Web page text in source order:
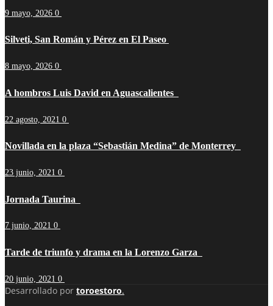
9 mayo, 2026 0
Silveti, San Román y Pérez en El Paseo
8 mayo, 2026 0
A hombros Luis David en Aguascalientes
22 agosto, 2021 0
Novillada en la plaza “Sebastián Medina” de Monterrey
23 junio, 2021 0
Jornada Taurina
7 junio, 2021 0
Tarde de triunfo y drama en la Lorenzo Garza
20 junio, 2021 0
Desarrollado por toroestoro.